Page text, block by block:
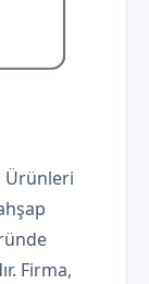
Ürünleri
Firma,